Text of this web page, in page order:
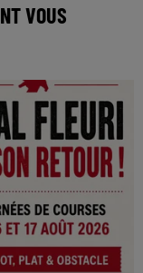
VOUS